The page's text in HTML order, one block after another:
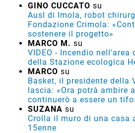
GINO CUCCATO su
Ausl di Imola, robot
Fondazione Crimola:
sostenere il progetto»
MARCO M. su
VIDEO - Incendio nell'area
della Stazione ecologica
MARCO su
Basket, il presidente della
lascia: «Ora potrà ambire
continuerò a essere un
SUZANA su
Crolla il muro di una casa
15enne